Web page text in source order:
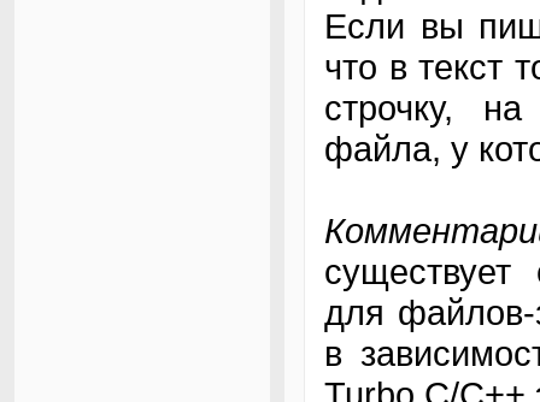
Если вы
что в текст
строчку,
файла, у
существует
для файлов-
в